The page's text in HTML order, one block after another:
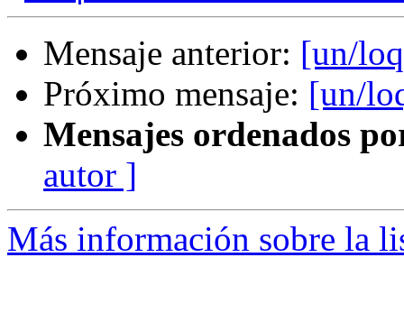
Mensaje anterior: [un/
Próximo mensaje: [un/
Mensajes ordenados
autor ]
Más información sobre la